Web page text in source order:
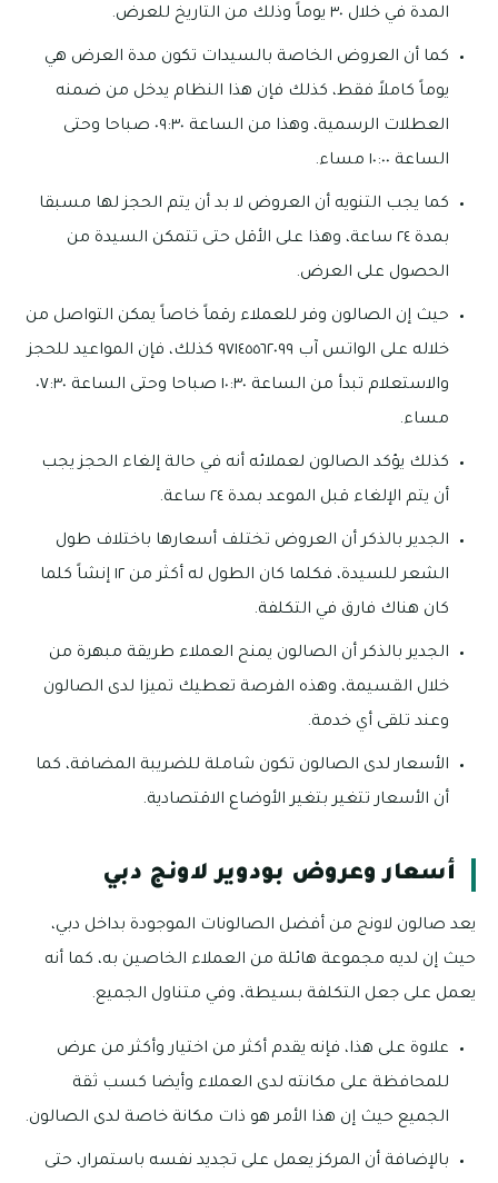
المدة في خلال ٣٠ يوماً وذلك من التاريخ للعرض.
كما أن العروض الخاصة بالسيدات تكون مدة العرض هي
يوماً كاملاً فقط، كذلك فإن هذا النظام يدخل من ضمنه
العطلات الرسمية، وهذا من الساعة ٠٩:٣٠ صباحا وحتى
الساعة ١٠:٠٠ مساء.
كما يجب التنويه أن العروض لا بد أن يتم الحجز لها مسبقا
بمدة ٢٤ ساعة، وهذا على الأقل حتى تتمكن السيدة من
الحصول على العرض.
حيث إن الصالون وفر للعملاء رقماً خاصاً يمكن التواصل من
خلاله على الواتس آب ٩٧١٤٥٥٦٢٠٩٩ كذلك، فإن المواعيد للحجز
والاستعلام تبدأ من الساعة ١٠:٣٠ صباحا وحتى الساعة ٠٧:٣٠
مساء.
كذلك يؤكد الصالون لعملائه أنه في حالة إلغاء الحجز يجب
أن يتم الإلغاء قبل الموعد بمدة ٢٤ ساعة.
الجدير بالذكر أن العروض تختلف أسعارها باختلاف طول
الشعر للسيدة، فكلما كان الطول له أكثر من ١٢ إنشاً كلما
كان هناك فارق في التكلفة.
الجدير بالذكر أن الصالون يمنح العملاء طريقة مبهرة من
خلال القسيمة، وهذه الفرصة تعطيك تميزا لدى الصالون
وعند تلقى أي خدمة.
الأسعار لدى الصالون تكون شاملة للضريبة المضافة، كما
أن الأسعار تتغير بتغير الأوضاع الاقتصادية.
أسعار وعروض بودوير لاونج دبي
يعد صالون لاونج من أفضل الصالونات الموجودة بداخل دبي،
حيث إن لديه مجموعة هائلة من العملاء الخاصين به، كما أنه
يعمل على جعل التكلفة بسيطة، وفي متناول الجميع.
علاوة على هذا، فإنه يقدم أكثر من اختيار وأكثر من عرض
للمحافظة على مكانته لدى العملاء وأيضا كسب ثقة
الجميع حيث إن هذا الأمر هو ذات مكانة خاصة لدى الصالون.
بالإضافة أن المركز يعمل على تجديد نفسه باستمرار، حتى